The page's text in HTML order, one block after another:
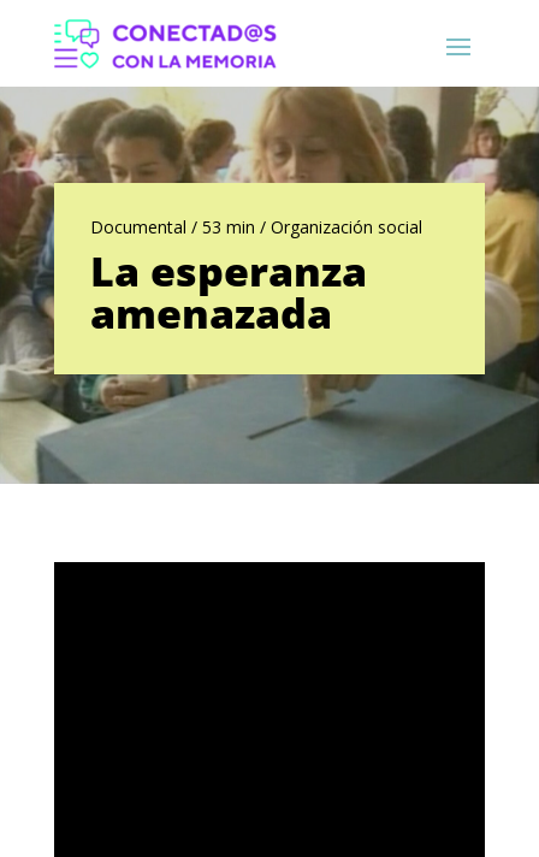
Documental / 53 min / Organización social
La esperanza
amenazada